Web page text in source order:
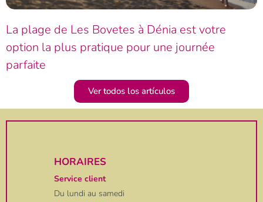
La plage de Les Bovetes à Dénia est votre
option la plus pratique pour une journée
parfaite
Ver todos los artículos
HORAIRES
Service client
Du lundi au samedi